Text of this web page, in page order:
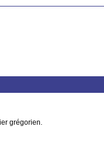
grégorien.